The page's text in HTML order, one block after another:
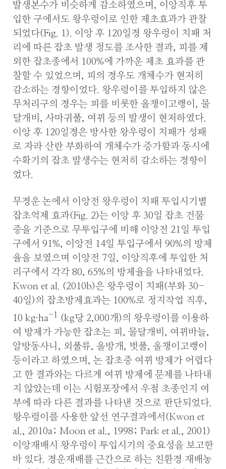
발생본수가 비슷하게 감소하였으며, 이앙직후 투
입한 구에서도 왕우렁이로 인한 제초효과가 관찰
되었다(Fig. 1). 이앙 후 120일경 왕우렁이 치패 처
리에 따른 잡초 발생 정도를 조사한 결과, 피를 제
외한 잡초종에서 100%에 가까운 제초 효과를 관
찰할 수 있었으며, 피의 경우도 개체수가 현저히
감소하는 경향이었다. 왕우렁이를 투입하지 않은
무처리구의 경우는 피를 비롯한 올챙이고랭이, 물
달개비, 사마귀풀, 여뀌 등의 발생이 현저하였다.
이앙 후 120일경은 방사한 왕우렁이 치패가 성패
로 자라 산란 부화하여 개체수가 증가함과 동시에
수확기의 잡초 발생수는 현저히 감소하는 경향이
었다.
무경운 논에서 이앙전 왕우렁이 치패 투입시기별
잡초억제 효과(Fig. 2)는 이앙 후 30일 잡초 건물
중을 기준으로 무투입구에 비해 이앙전 21일 투입
구에서 91%, 이앙전 14일 투입구에서 90%의 방제
율을 보였으며 이앙전 7일, 이앙직후에 투입한 처
리구에서 각각 80, 65%의 방제율을 나타내었다.
Kwon et al. (2010b)은 왕우렁이 치패(부화 30-
40일)의 잡초방제효과는 100%로 정지작업 직후,
10 kg·ha-1
(kg당 2,000개)의 왕우렁이를 이용하
여 방제가 가능한 잡초는 피, 물달개비, 여뀌바늘,
알방동사니, 외풀류, 올방개, 벗풀, 올챙이고랭이
등이라고 하였으며, 논 잡초중 여뀌 방제가 어렵다
고 한 결과와는 다르게 여뀌 방제에 문제를 나타내
지 않았는데 이는 시험포장에서 우점 초종인지 여
부에 따라 다른 결과를 나타낸 것으로 판단되었다.
왕우렁이를 사용한 앞선 연구결과에서(Kwon et
al., 2010a; Moon et al., 1998; Park et al., 2001)
이앙재배시 왕우렁이 투입시기의 중요성을 보고한
바 있다. 경운재배를 근간으로 하는 친환경 재배농